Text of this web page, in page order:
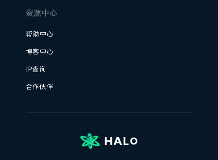
资源中心
帮助中心
博客中心
IP查询
合作伙伴